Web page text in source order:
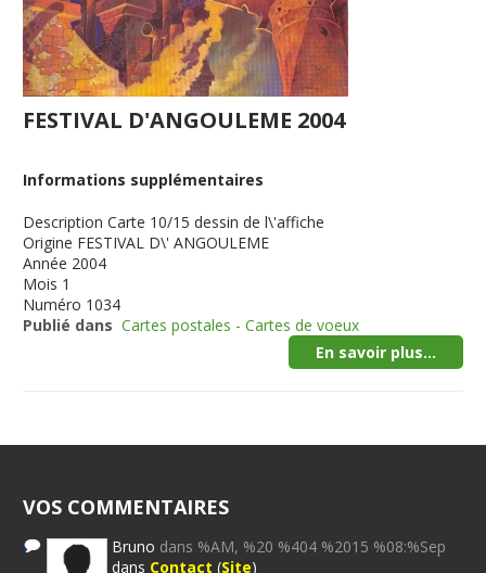
FESTIVAL D'ANGOULEME 2004
Informations supplémentaires
Description Carte 10/15 dessin de l\'affiche
Origine FESTIVAL D\' ANGOULEME
Année 2004
Mois 1
Numéro 1034
Publié dans Cartes postales - Cartes de voeux
En savoir plus...
VOS COMMENTAIRES
Bruno dans %AM, %20 %404 %2015 %08:%Sep
dans Contact (Site)